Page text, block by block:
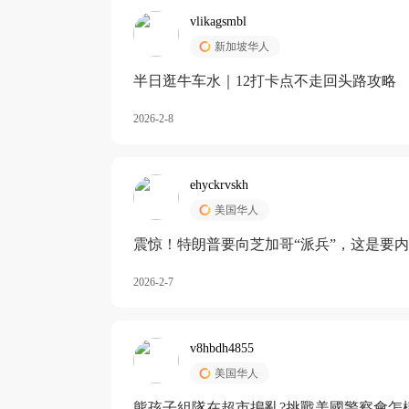
vlikagsmbl
新加坡华人
半日逛牛车水｜12打卡点不走回头路攻略
2026-2-8
ehyckrvskh
美国华人
震惊！特朗普要向芝加哥“派兵”，这是要
2026-2-7
v8hbdh4855
美国华人